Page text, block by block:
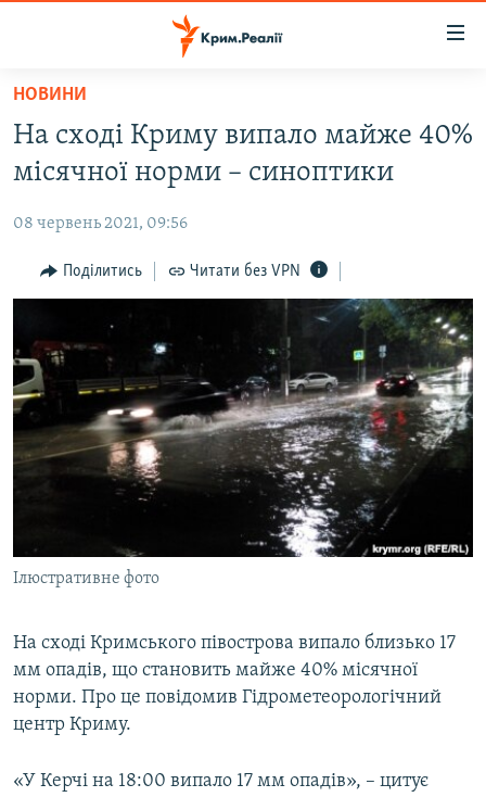
Перейти
основного
матеріалу
до
навігації
Перейти
пошуку
ВОДА.КРИМ
ПОЛІТИКА
БЛОГИ
ІНТЕРВ'Ю
ВСЕ ЗА ДЕНЬ
СПЕЦПРОЕКТИ
ДЕПОРТАЦІЯ
ВІДЕОУРОКИ «ELIFBE»
СВІДЧЕННЯ ОКУПАЦІЇ
УКРАЇНСЬКА ПРОБЛЕМА КРИМУ
ЯК ОБІЙТИ БЛОКУВАННЯ
Qırımtatar
Усі сайти RFE/RL
НОВИНИ
На сході Криму випало майже 40%
місячної норми – синоптики
08 червень 2021, 09:56
Поділитись Читати без VPN
Ілюстративне фото
На сході Кримського півострова випало близько 17
мм опадів, що становить майже 40% місячної
норми. Про це повідомив Гідрометеорологічний
центр Криму.
«У Керчі на 18:00 випало 17 мм опадів», – цитує